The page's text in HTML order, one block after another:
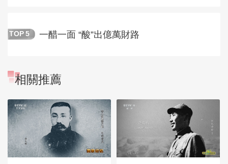
TOP 5 一醋一面 “酸”出億萬財路
相關推薦